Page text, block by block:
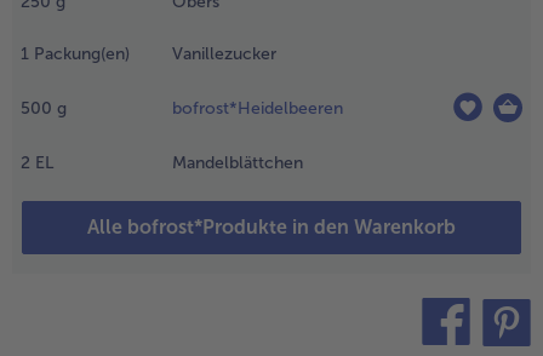
1 Packung(en) Vanillezucker
500 g bofrost*Heidelbeeren
2 EL Mandelblättchen
Alle bofrost*Produkte in den Warenkorb
die